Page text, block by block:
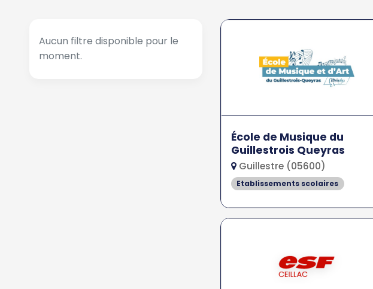
Aucun filtre disponible pour le
moment.
École de Musique du
Guillestrois Queyras
Guillestre (05600)
Etablissements scolaires